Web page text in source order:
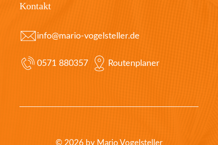
Kontakt
info@mario-vogelsteller.de
0571 880357 Routenplaner
© 2026 by Mario Vogelsteller